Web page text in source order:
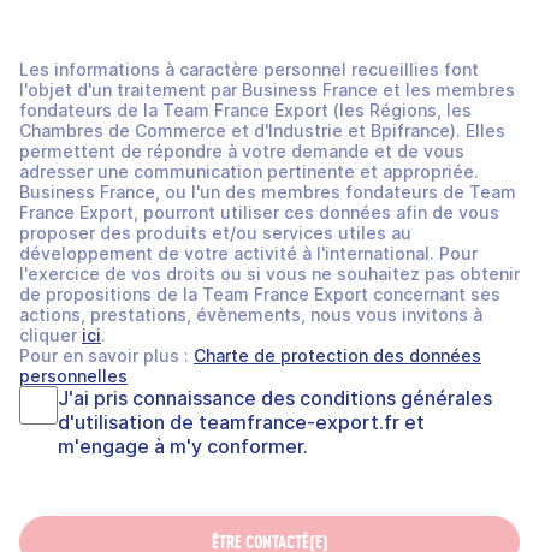
Les informations à caractère personnel recueillies font
l'objet d'un traitement par Business France et les membres
fondateurs de la Team France Export (les Régions, les
Chambres de Commerce et d'Industrie et Bpifrance). Elles
permettent de répondre à votre demande et de vous
adresser une communication pertinente et appropriée.
Business France, ou l'un des membres fondateurs de Team
France Export, pourront utiliser ces données afin de vous
proposer des produits et/ou services utiles au
développement de votre activité à l'international. Pour
l'exercice de vos droits ou si vous ne souhaitez pas obtenir
de propositions de la Team France Export concernant ses
actions, prestations, évènements, nous vous invitons à
cliquer ici.
Pour en savoir plus : Charte de protection des données
personnelles
J'ai pris connaissance des conditions générales
d'utilisation de teamfrance-export.fr et
m'engage à m'y conformer.
ÊTRE CONTACTÉ(E)